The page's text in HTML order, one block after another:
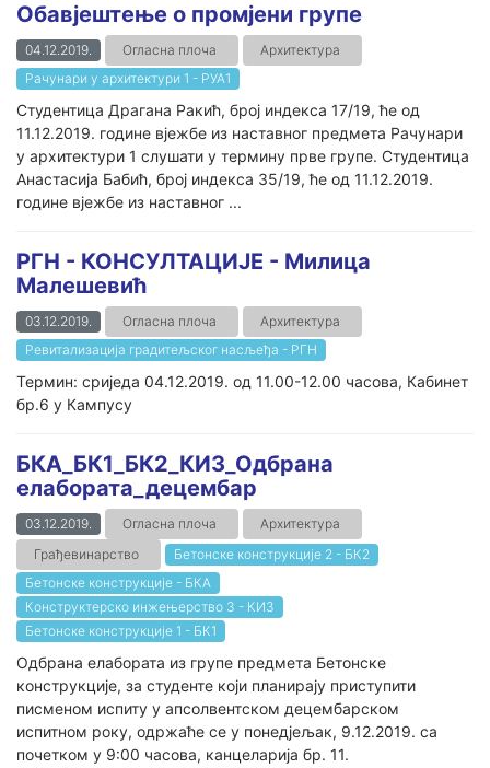
Обавјештење о промјени групе
04.12.2019. Огласна плоча
Архитектура
Рачунари у архитектури 1 - РУА1
Студентица Драгана Ракић, број индекса 17/19, ће од
11.12.2019. године вјежбе из наставног предмета Рачунари
у архитектури 1 слушати у термину прве групе. Студентица
Анастасија Бабић, број индекса 35/19, ће од 11.12.2019.
године вјежбе из наставног ...
РГН - КОНСУЛТАЦИЈЕ - Милица
Малешевић
03.12.2019. Огласна плоча
Архитектура
Ревитализација градитељског насљеђа - РГН
Термин: сриједа 04.12.2019. од 11.00-12.00 часова, Кабинет
бр.6 у Кампусу
БКА_БК1_БК2_КИ3_Одбрана
елабората_децембар
03.12.2019. Огласна плоча
Архитектура
Грађевинарство
Бетонске конструкције 2 - БК2
Бетонске конструкције - БКА
Конструктерско инжењерство 3 - КИ3
Бетонске конструкције 1 - БК1
Одбрана елабората из групе предмета Бетонске
конструкције, за студенте који планирају приступити
писменом испиту у апсолвентском децембарском
испитном року, одржаће се у понедјељак, 9.12.2019. са
почетком у 9:00 часова, канцеларија бр. 11.